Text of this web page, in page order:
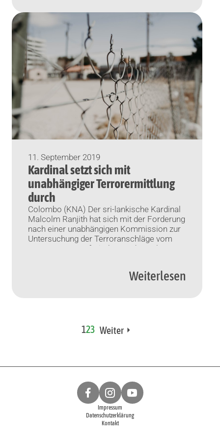
11. September 2019
Kardinal setzt sich mit
unabhängiger Terrorermittlung
durch
Colombo (KNA) Der sri-lankische Kardinal
Malcolm Ranjith hat sich mit der Forderung
nach einer unabhängigen Kommission zur
Untersuchung der Terroranschläge vom
Ostersonntag auf Kirchen und Hotels
Weiterlesen
123 Weiter
Impressum
Datenschutzerklärung
Kontakt